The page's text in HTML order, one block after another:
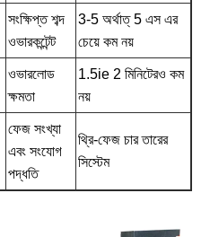
সংক্ষিপ্ত শব্দ
ওভারকন্টেন্ট
3-5 অর্থাত্ 5 এস এর
চেয়ে কম নয়
ওভারলোড
ক্ষমতা
1.5ie 2 মিনিটেরও কম
নয়
ফেজ সংখ্যা
এবং সংযোগ
পদ্ধতি
থ্রি-ফেজ চার তারের
সিস্টেম